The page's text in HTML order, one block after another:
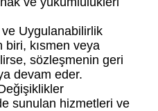
Uygulanabilirlik
biri, kısmen veya
sözleşmenin geri
devam eder.
sunulan hizmetleri ve